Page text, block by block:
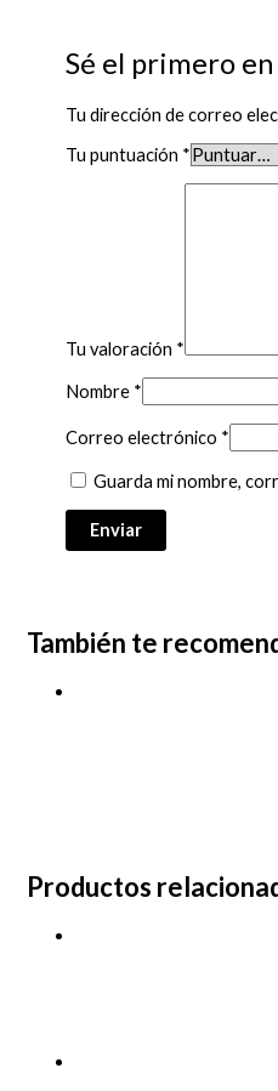
Sé el primero
Tu dirección de correo
Tu puntuación *
Tu valoración *
Nombre *
Correo electrónico *
Guarda mi nombre,
También te
Productos